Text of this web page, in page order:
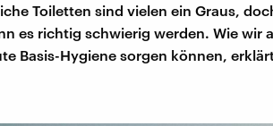
Toiletten sind vielen ein Graus,
es richtig schwierig werden. Wie
Basis-Hygiene sorgen können,